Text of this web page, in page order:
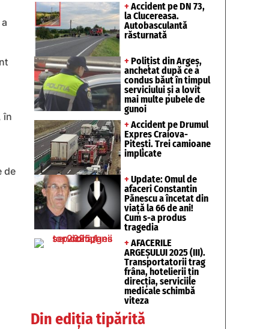
în
de
+ Accident pe DN 73,
la Clucereasa.
Autobasculantă
răsturnată
+ Polițist din Argeș,
anchetat după ce a
condus băut în timpul
serviciului și a lovit
mai multe pubele de
gunoi
+ Accident pe Drumul
Expres Craiova-
Pitești. Trei camioane
implicate
+ Update: Omul de
afaceri Constantin
Pănescu a încetat din
viață la 66 de ani!
Cum s-a produs
tragedia
+ AFACERILE
ARGEȘULUI 2025 (III).
Transportatorii trag
frâna, hotelierii țin
direcția, serviciile
medicale schimbă
viteza
Din ediția tipărită